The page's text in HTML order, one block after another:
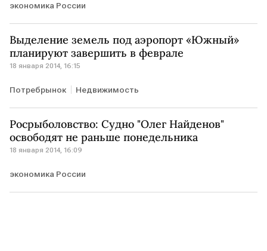
экономика России
Выделение земель под аэропорт «Южный»
планируют завершить в феврале
18 января 2014, 16:15
Потребрынок Недвижимость
Росрыболовство: Судно "Олег Найденов"
освободят не раньше понедельника
18 января 2014, 16:09
экономика России